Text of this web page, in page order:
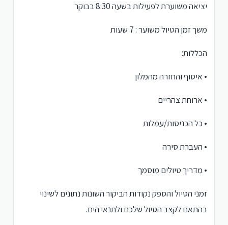
יציאה משוערת לפעילות בשעה 8:30 בבוקר
משך זמן הטיול משוער : 7 שעות
הכללות:
• איסוף והחזרה מהמלון
• ארוחת צהריים
• כל הכניסות/עמלות
• העברת סירה
• מדריך טיולים מוסמך
זמני הטיול והספק נקודות הביקור השונות נתונים לשינוי
בהתאם לקצב הטיול שלכם ולתנאי הים.